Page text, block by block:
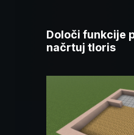
Določi funkcije
načrtuj tloris